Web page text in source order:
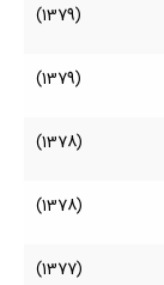
(1379)
(1379)
(1378)
(1378)
(1377)